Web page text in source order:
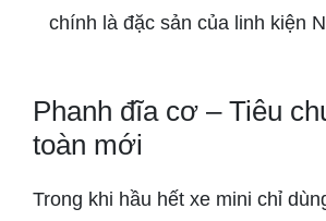
chính là đặc sản của linh kiện
Phanh đĩa cơ – Tiêu
toàn mới
Trong khi hầu hết xe mini chỉ